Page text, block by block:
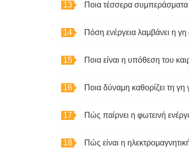
Πόση ενέργεια λαμβάνει η
Ποια είναι η υπόθεση του
Ποια δύναμη καθορίζει τη
Πώς παίρνει η φωτεινή